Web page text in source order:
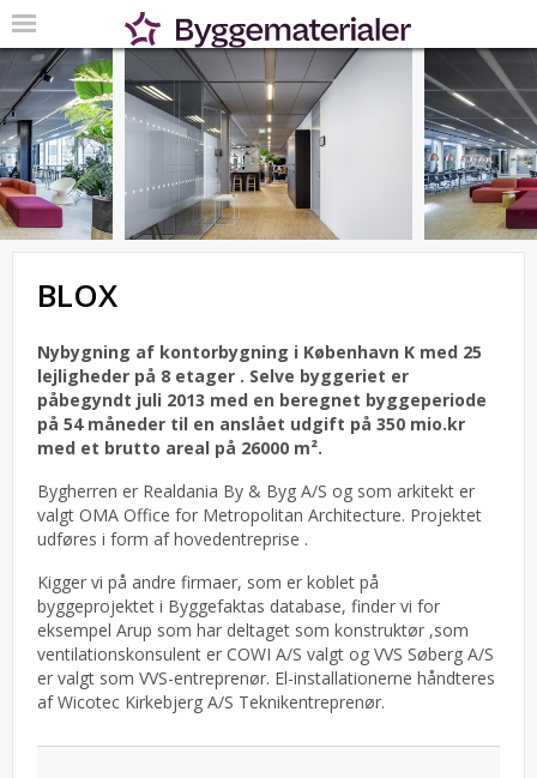
BLOX
Nybygning af kontorbygning i København K med 25
lejligheder på 8 etager . Selve byggeriet er
påbegyndt juli 2013 med en beregnet byggeperiode
på 54 måneder til en anslået udgift på 350 mio.kr
med et brutto areal på 26000 m².
Bygherren er Realdania By & Byg A/S og som arkitekt er
valgt OMA Office for Metropolitan Architecture. Projektet
udføres i form af hovedentreprise .
Kigger vi på andre firmaer, som er koblet på
byggeprojektet i Byggefaktas database, finder vi for
eksempel Arup som har deltaget som konstruktør ,som
ventilationskonsulent er COWI A/S valgt og VVS Søberg A/S
er valgt som VVS-entreprenør. El-installationerne håndteres
af Wicotec Kirkebjerg A/S Teknikentreprenør.